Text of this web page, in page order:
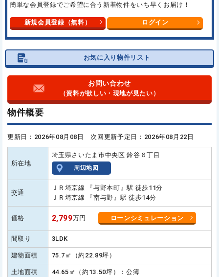
簡単な会員登録でご希望に合う 新着物件をいち早くお届け！
新規会員登録（無料） ログイン
お気に入り物件リスト
お問い合わせ
（資料が欲しい・現地が見たい）
物件概要
更新日：2026年08月08日 次回更新予定日：2026年08月22日
所在地
埼玉県さいたま市中央区 鈴谷６丁目
周辺地図
交通
ＪＲ埼京線 『与野本町』駅 徒歩11分
ＪＲ埼京線 『南与野』駅 徒歩14分
価格 2,799万円 ローンシミュレーション
間取り 3LDK
建物面積 75.7㎡（約22.89坪）
土地面積 44.65㎡（約13.50坪）：公簿